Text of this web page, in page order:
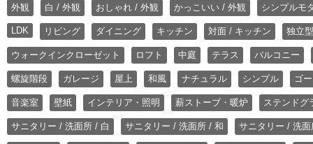
外観 白 / 外観 おしゃれ / 外観 かっこいい / 外観 シンプルモ
LDK リビング ダイニング キッチン 対面 / キッチン 独立
ウォークインクローゼット ロフト 中庭 テラス バルコニー
螺旋階段 ガレージ 屋上 和風 ナチュラル シンプル ゴ
音楽室 壁紙 インテリア・照明 薪ストーブ・暖炉 ステンドグ
サニタリー / 洗面所 / 白 サニタリー / 洗面所 / 和 サニタリー / 洗